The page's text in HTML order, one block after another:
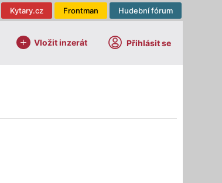
Hudební fórum
Frontman
Kytary.cz
Vložit inzerát Přihlásit se